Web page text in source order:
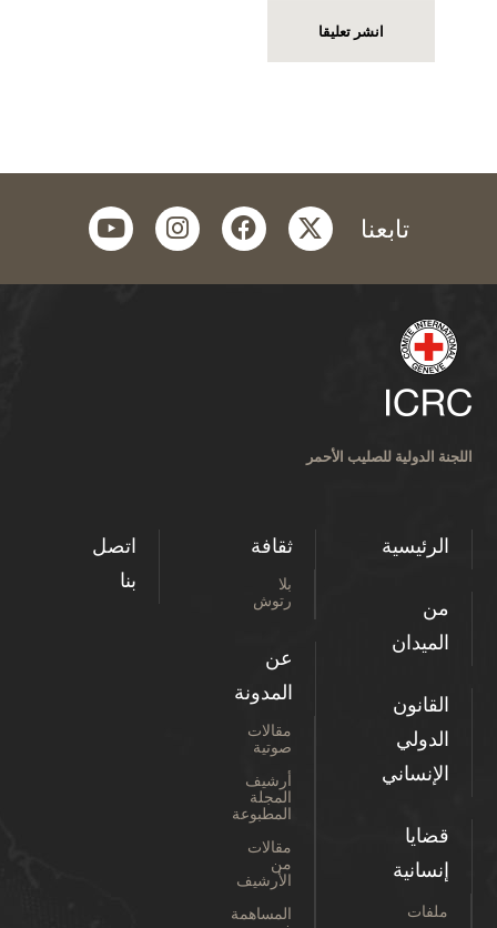
تابعنا twitter
facebook
instagram
youtube
اللجنة الدولية للصليب الأحمر
الرئيسية
من
الميدان
القانون
الدولي
الإنساني
قضايا
إنسانية
ملفات
ثقافة
بلا
رتوش
عن
المدونة
مقالات
صوتية
أرشيف
المجلة
المطبوعة
مقالات
من
الأرشيف
المساهمة
اتصل
بنا